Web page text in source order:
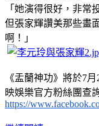
「她演得很好，非常
但張家輝讚美那些畫
啊！」
《盂蘭神功》將於7
映娛樂官方粉絲團查
https://